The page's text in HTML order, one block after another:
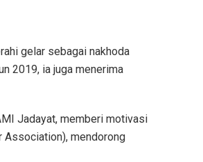
gelar sebagai nakhoda
2019, ia juga menerima
Jadayat, memberi motivasi
Association), mendorong